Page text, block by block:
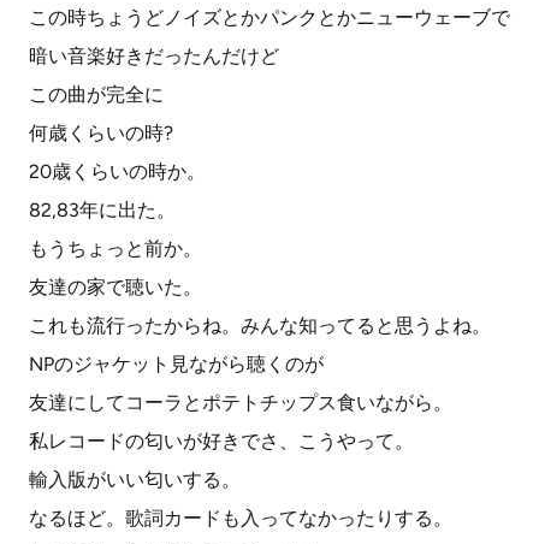
この時ちょうどノイズとかパンクとかニューウェーブで
暗い音楽好きだったんだけど
この曲が完全に
何歳くらいの時?
20歳くらいの時か。
82,83年に出た。
もうちょっと前か。
友達の家で聴いた。
これも流行ったからね。みんな知ってると思うよね。
NPのジャケット見ながら聴くのが
友達にしてコーラとポテトチップス食いながら。
私レコードの匂いが好きでさ、こうやって。
輸入版がいい匂いする。
なるほど。歌詞カードも入ってなかったりする。